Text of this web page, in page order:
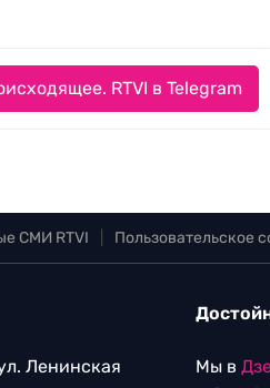
RTVI в Telegram
СМИ RTVI Пользовательское
Ленинская
Мы в